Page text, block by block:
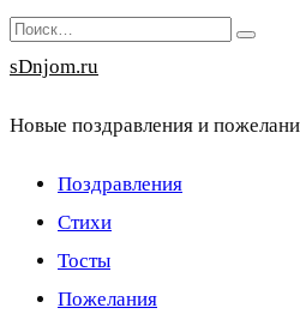
Перейти
к
Search
for:
sDnjom.ru
Новые поздравления и
Поздравления
Стихи
Тосты
Пожелания